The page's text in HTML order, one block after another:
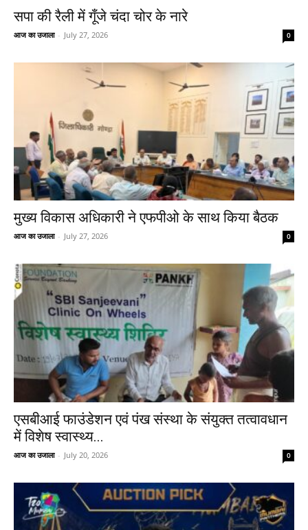
सपा की रैली में गूँजे चंदा चोर के नारे
आज का उजाला - July 27, 2026 0
मुख्य विकास अधिकारी ने एफपीओ के साथ किया बैठक
आज का उजाला - July 27, 2026 0
एसबीआई फाउंडेशन एवं पंख संस्था के संयुक्त तत्वावधान
में विशेष स्वास्थ्य...
आज का उजाला - July 20, 2026 0